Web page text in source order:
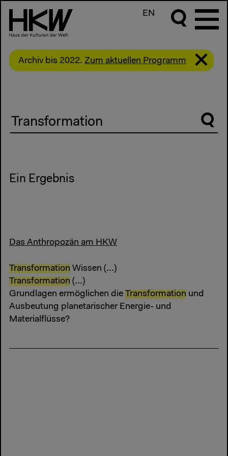
EN
Archiv bis 2022. Zum aktuellen Programm
Suche
Ein Ergebnis
Das Anthropozän am HKW
Transformation Wissen (...)
Transformation (...)
Grundlagen ermöglichen die Transformation und
Ausbeutung planetarischer Energie- und
Materialflüsse?